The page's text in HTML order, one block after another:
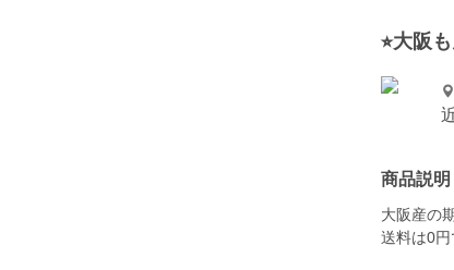
⭐︎大阪
商品説明
大阪産の
送料は0円